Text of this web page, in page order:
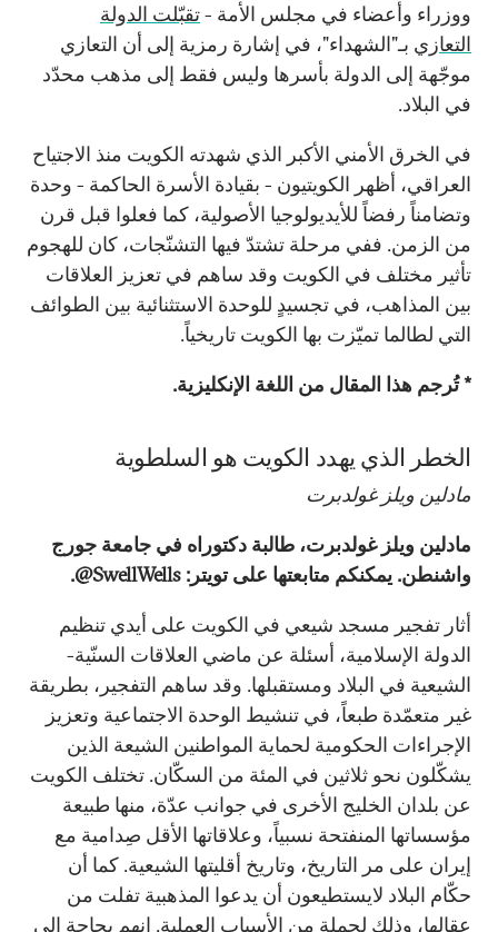
ووزراء وأعضاء في مجلس الأمة -تقبّلت الدولة
التعازي بـ"الشهداء"، في إشارة رمزية إلى أن التعازي
موجّهة إلى الدولة بأسرها وليس فقط إلى مذهب محدّد
في البلاد.
في الخرق الأمني الأكبر الذي شهدته الكويت منذ الاجتياح
العراقي، أظهر الكويتيون - بقيادة الأسرة الحاكمة - وحدة
وتضامناً رفضاً للأيديولوجيا الأصولية، كما فعلوا قبل قرن
من الزمن. ففي مرحلة تشتدّ فيها التشنّجات، كان للهجوم
تأثير مختلف في الكويت وقد ساهم في تعزيز العلاقات
بين المذاهب، في تجسيدٍ للوحدة الاستثنائية بين الطوائف
التي لطالما تميّزت بها الكويت تاريخياً.
* تُرجم هذا المقال من اللغة الإنكليزية.
الخطر الذي يهدد الكويت هو السلطوية
مادلين ويلز غولدبرت
مادلين ويلز غولدبرت، طالبة دكتوراه في جامعة جورج
واشنطن. يمكنكم متابعتها على تويتر: SwellWells@.
أثار تفجير مسجد شيعي في الكويت على أيدي تنظيم
الدولة الإسلامية، أسئلة عن ماضي العلاقات السنّية-
الشيعية في البلاد ومستقبلها. وقد ساهم التفجير، بطريقة
غير متعمّدة طبعاً، في تنشيط الوحدة الاجتماعية وتعزيز
الإجراءات الحكومية لحماية المواطنين الشيعة الذين
يشكّلون نحو ثلاثين في المئة من السكّان. تختلف الكويت
عن بلدان الخليج الأخرى في جوانب عدّة، منها طبيعة
مؤسساتها المنفتحة نسبياً، وعلاقاتها الأقل صِدامية مع
إيران على مر التاريخ، وتاريخ أقليتها الشيعية. كما أن
حكّام البلاد لايستطيعون أن يدعوا المذهبية تفلت من
عقالها، وذلك لجملةٍ من الأسباب العملية. إنهم بحاجة إلى